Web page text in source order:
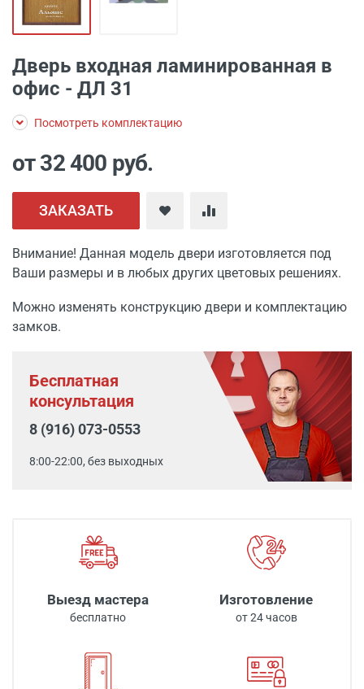
Дверь входная ламинированная в
офис - ДЛ 31
Посмотреть комплектацию
от 32 400 руб.
ЗАКАЗАТЬ
Внимание! Данная модель двери изготовляется под
Ваши размеры и в любых других цветовых решениях.
Можно изменять конструкцию двери и комплектацию
замков.
Бесплатная
консультация
8 (916) 073-0553
8:00-22:00, без выходных
Выезд мастера
бесплатно
Изготовление
от 24 часов